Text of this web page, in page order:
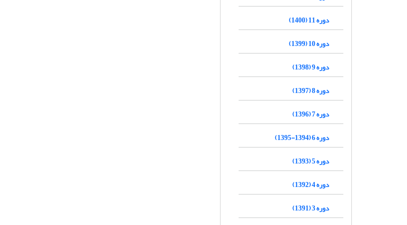
دوره 11 (1400)
دوره 10 (1399)
دوره 9 (1398)
دوره 8 (1397)
دوره 7 (1396)
دوره 6 (1394-1395)
دوره 5 (1393)
دوره 4 (1392)
دوره 3 (1391)